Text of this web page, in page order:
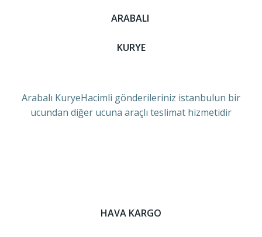
ARABALI
KURYE
Arabalı KuryeHacimli gönderileriniz istanbulun bir
ucundan diğer ucuna araçlı teslimat hizmetidir
HAVA KARGO